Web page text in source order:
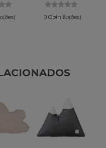
0 Opinião(ões)